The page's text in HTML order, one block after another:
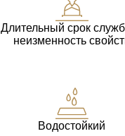
Длительный срок
неизменность
Водостойкий